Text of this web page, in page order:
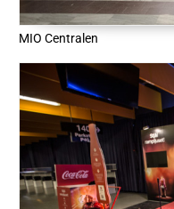
MIO Centralen